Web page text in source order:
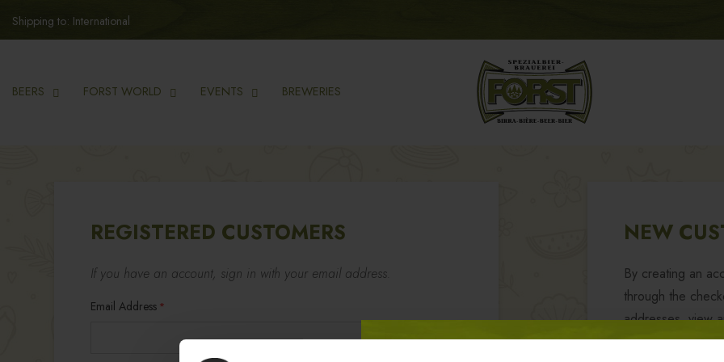
Shipping to: International
BEERS FORST WORLD EVENTS BREWERIES
REGISTERED CUSTOMERS
If you have an account, sign in with your email address.
Email Address
NEW
By creating an
through the
addresses, view